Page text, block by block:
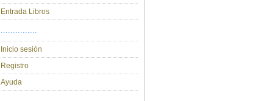
Entrada Libros
...............
Inicio sesión
Registro
Ayuda